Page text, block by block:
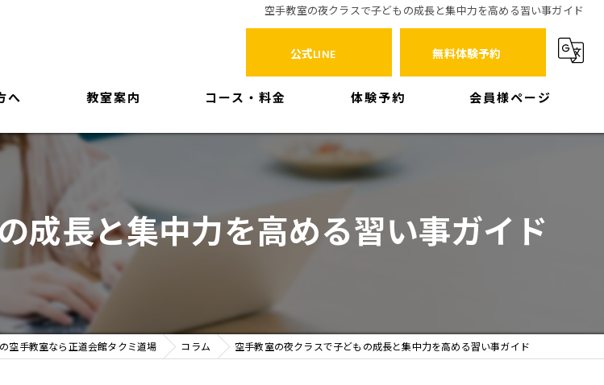
空手教室の夜クラスで子どもの成長と集中力を高める習い事ガイド
公式LINE 無料体験予約
へ 教室案内 コース・料金 体験予約 会員様ページ
成長と集中力を高める習い事ガイド
空手教室なら正道会館タクミ道場 コラム 空手教室の夜クラスで子どもの成長と集中力を高める習い事ガイド